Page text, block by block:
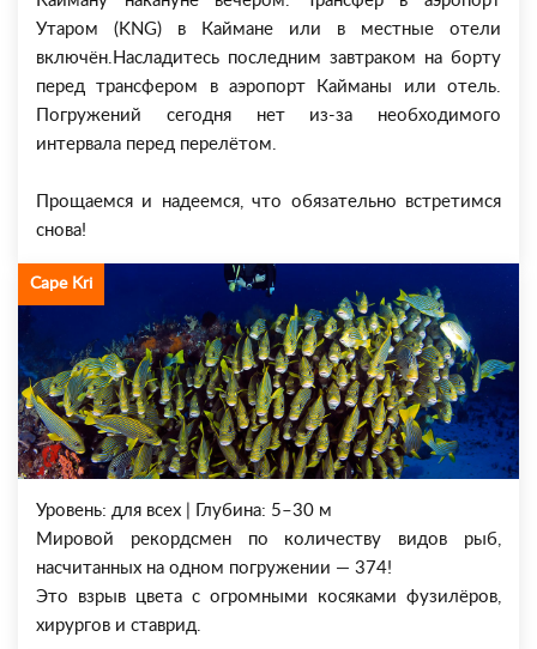
Утаром (KNG) в Каймане или в местные отели
включён.Насладитесь последним завтраком на борту
перед трансфером в аэропорт Кайманы или отель.
Погружений сегодня нет из-за необходимого
интервала перед перелётом.
Прощаемся и надеемся, что обязательно встретимся
снова!
Cape Kri
Уровень: для всех | Глубина: 5–30 м
Мировой рекордсмен по количеству видов рыб,
насчитанных на одном погружении — 374!
Это взрыв цвета с огромными косяками фузилёров,
хирургов и ставрид.